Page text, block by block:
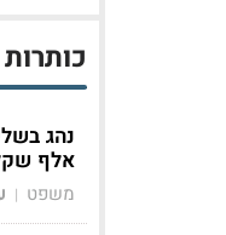
אלף
משפט |